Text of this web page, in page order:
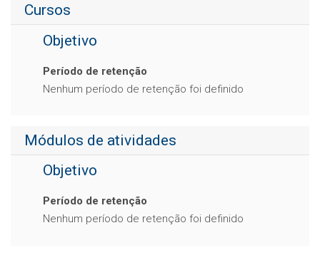
Cursos
Objetivo
Período de retenção
Nenhum período de retenção foi definido
Módulos de atividades
Objetivo
Período de retenção
Nenhum período de retenção foi definido